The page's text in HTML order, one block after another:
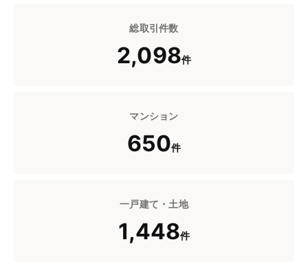
総取引件数
2,098件
マンション
650件
一戸建て・土地
1,448件